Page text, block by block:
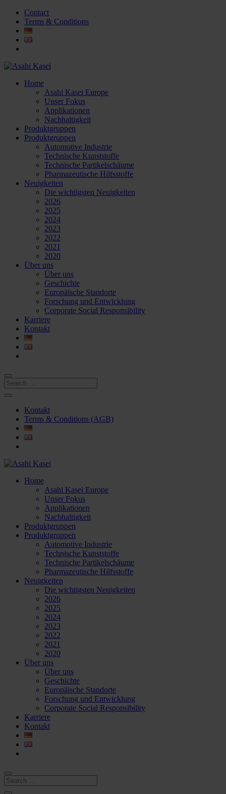
Contact
Terms & Conditions
Home
Asahi Kasei Europe
Unser Fokus
Applikationen
Nachhaltigkeit
Produktgruppen
Produktgruppen
Automotive Industrie
Technische Kunststoffe
Technische Partikelschäume
Pharmazeutische Hilfsstoffe
Neuigkeiten
Die wichtigsten Neuigkeiten
2026
2025
2024
2023
2022
2021
2020
Über uns
Über uns
Geschichte
Europäische Standorte
Forschung und Entwicklung
Corporate Social Responsibility
Karriere
Kontakt
Kontakt
Terms & Conditions (AGB)
Home
Asahi Kasei Europe
Unser Fokus
Applikationen
Nachhaltigkeit
Produktgruppen
Produktgruppen
Automotive Industrie
Technische Kunststoffe
Technische Partikelschäume
Pharmazeutische Hilfsstoffe
Neuigkeiten
Die wichtigsten Neuigkeiten
2026
2025
2024
2023
2022
2021
2020
Über uns
Über uns
Geschichte
Europäische Standorte
Forschung und Entwicklung
Corporate Social Responsibility
Karriere
Kontakt